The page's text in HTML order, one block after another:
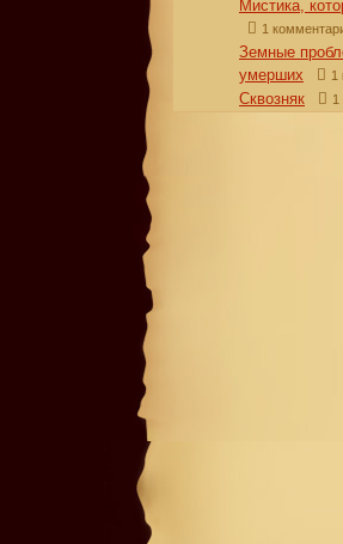
Мистика,
1
Земные
умерших
1
Сквозняк 1